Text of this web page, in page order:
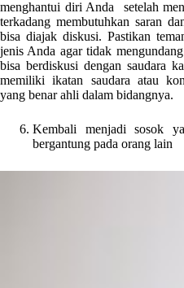
menghantui diri Anda setelah
terkadang membutuhkan saran
bisa diajak diskusi. Pastikan
jenis Anda agar tidak
bisa berdiskusi dengan saudara
memiliki ikatan saudara atau
yang benar ahli dalam bidangnya.
Kembali menjadi sosok
bergantung pada orang lain